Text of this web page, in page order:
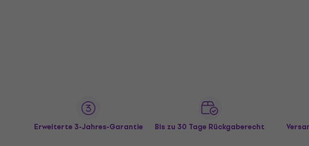
Erweiterte 3-Jahres-Garantie Bis zu 30 Tage Rückgaberecht